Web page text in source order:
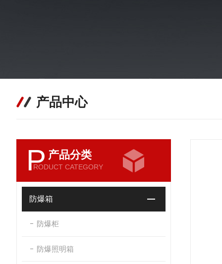
产品中心
P 产品分类
RODUCT CATEGORY
防爆箱
防爆柜
防爆照明箱